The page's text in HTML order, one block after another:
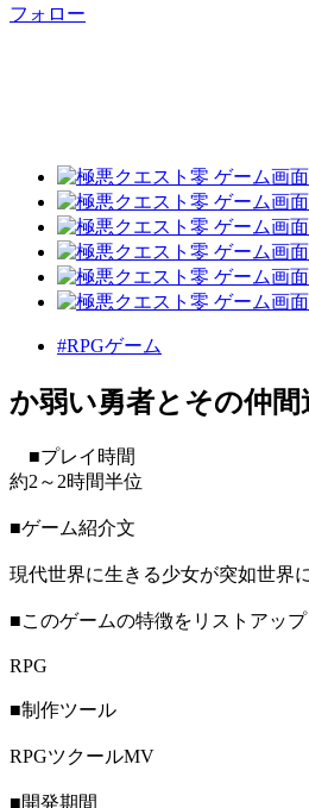
フォロー
#RPGゲーム
か弱い勇者とその仲間
■プレイ時間
約2～2時間半位
■ゲーム紹介文
現代世界に生きる少女が突如世界
■このゲームの特徴をリストアップ
RPG
■制作ツール
RPGツクールMV
■開発期間